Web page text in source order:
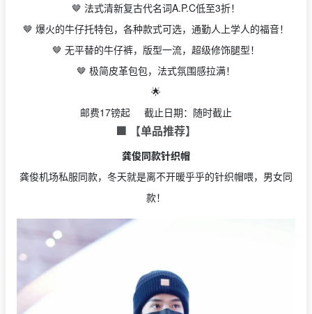
🤎 法式清新复古代名词A.P.C低至3折！
🤎 爆火的牛仔托特包，各种款式可选，通勤人上学人的福音！
🤎 无平替的牛仔裤，版型一流，超级修饰腿型！
🤎 极简皮革包包，法式氛围感拉满！
🌟
邮费17镑起 截止日期：随时截止
🟩 【单品推荐】
龚俊同款针织帽
龚俊机场私服同款，冬天就是离不开暖乎乎的针织帽喂，男女同
款！